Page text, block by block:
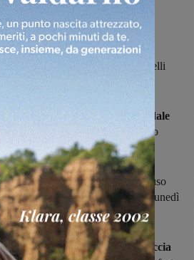
sanitari della Asl sud est, in
natalizie. Nel dettaglio, le
Maria alla Gruccia, sia gli sportelli
il front-office Cup dell'ospedale
dal lunedì al venerdì in orario
del Valdarno resterà chiuso
28 dicembre, sabato 29 e lunedì
2019.
di Presidio della Gruccia